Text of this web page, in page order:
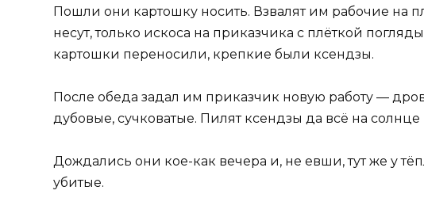
Пошли они картошку носить. Взвалят им рабочие на
несут, только искоса на приказчика с плёткой
картошки переносили, крепкие были ксендзы.
После обеда задал им приказчик новую работу —
дубовые, сучковатые. Пилят ксендзы да всё на
Дождались они кое-как вечера и, не евши, тут же у
убитые.